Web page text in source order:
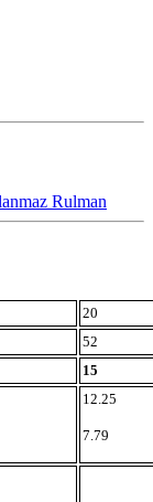
Rulman
20
52
15
12.25
7.79